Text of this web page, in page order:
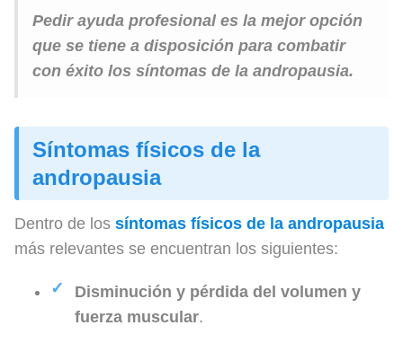
Pedir ayuda profesional es la mejor opción
que se tiene a disposición para combatir
con éxito los síntomas de la andropausia.
Síntomas físicos de la
andropausia
Dentro de los síntomas físicos de la andropausia
más relevantes se encuentran los siguientes:
Disminución y pérdida del volumen y
fuerza muscular.